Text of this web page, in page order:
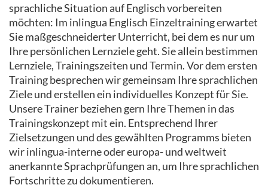
sprachliche Situation auf Englisch vorbereiten
möchten: Im inlingua Englisch Einzeltraining erwartet
Sie maßgeschneiderter Unterricht, bei dem es nur um
Ihre persönlichen Lernziele geht. Sie allein bestimmen
Lernziele, Trainingszeiten und Termin. Vor dem ersten
Training besprechen wir gemeinsam Ihre sprachlichen
Ziele und erstellen ein individuelles Konzept für Sie.
Unsere Trainer beziehen gern Ihre Themen in das
Trainingskonzept mit ein. Entsprechend Ihrer
Zielsetzungen und des gewählten Programms bieten
wir inlingua-interne oder europa- und weltweit
anerkannte Sprachprüfungen an, um Ihre sprachlichen
Fortschritte zu dokumentieren.